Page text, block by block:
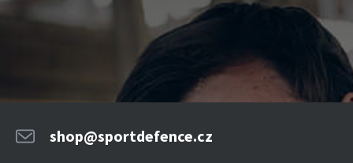
shop@sportdefence.cz